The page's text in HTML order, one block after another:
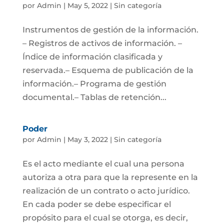
por Admin | May 5, 2022| Sin categoría
Instrumentos de gestión de la información.
– Registros de activos de información. –
Índice de información clasificada y
reservada.– Esquema de publicación de la
información.– Programa de gestión
documental.– Tablas de retención...
Poder
por Admin | May 3, 2022| Sin categoría
Es el acto mediante el cual una persona
autoriza a otra para que la represente en la
realización de un contrato o acto jurídico.
En cada poder se debe especificar el
propósito para el cual se otorga, es decir,